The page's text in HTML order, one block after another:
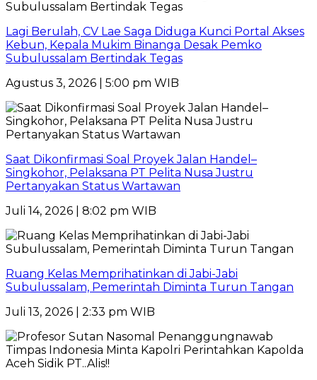
Lagi Berulah, CV Lae Saga Diduga Kunci Portal Akses
Kebun, Kepala Mukim Binanga Desak Pemko
Subulussalam Bertindak Tegas
Agustus 3, 2026 | 5:00 pm WIB
Saat Dikonfirmasi Soal Proyek Jalan Handel–
Singkohor, Pelaksana PT Pelita Nusa Justru
Pertanyakan Status Wartawan
Juli 14, 2026 | 8:02 pm WIB
Ruang Kelas Memprihatinkan di Jabi-Jabi
Subulussalam, Pemerintah Diminta Turun Tangan
Juli 13, 2026 | 2:33 pm WIB